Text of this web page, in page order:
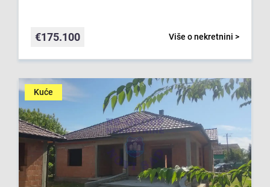
Više o nekretnini >
€175.100
Kuće